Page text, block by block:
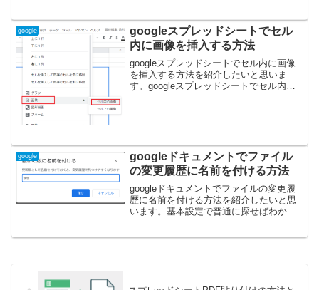
ウンロードやショートカット作成など、
あなたが求める「スプレッドシート デス
クトップに保存」の疑問を解決し、オフ
ライン作業やアクセス効率を格段にアッ
プさせる手順を紹介します。
google
googleスプレッドシートでセル
内に画像を挿入する方法
googleスプレッドシートでセル内に画像
を挿入する方法を紹介したいと思いま
す。googleスプレッドシートでセル内に
google
googleドキュメントでファイル
の変更履歴に名前を付ける方法
googleドキュメントでファイルの変更履
歴に名前を付ける方法を紹介したいと思
います。基本設定で普通に探せばわかり